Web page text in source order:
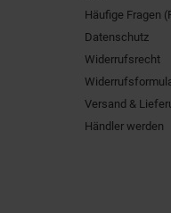
Häufige Fragen
Datenschutz
Widerrufsrecht
Versand &
Händler werden